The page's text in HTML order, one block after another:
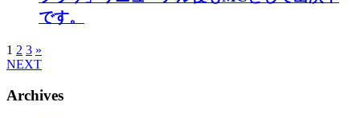
です。
1 2 3 »
NEXT
Archives